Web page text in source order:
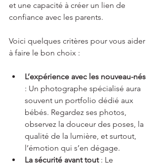
et une capacité à créer un lien de
confiance avec les parents.
Voici quelques critères pour vous aider
à faire le bon choix :
L’expérience avec les nouveau-nés
: Un photographe spécialisé aura
souvent un portfolio dédié aux
bébés. Regardez ses photos,
observez la douceur des poses, la
qualité de la lumière, et surtout,
l’émotion qui s’en dégage.
La sécurité avant tout : Le